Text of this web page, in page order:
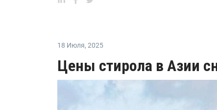
18 Июля, 2025
Цены стирола в Азии